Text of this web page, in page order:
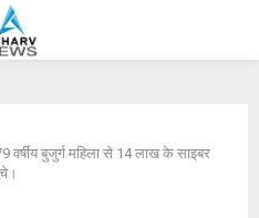
बुजुर्ग महिला से 14 लाख के साइबर